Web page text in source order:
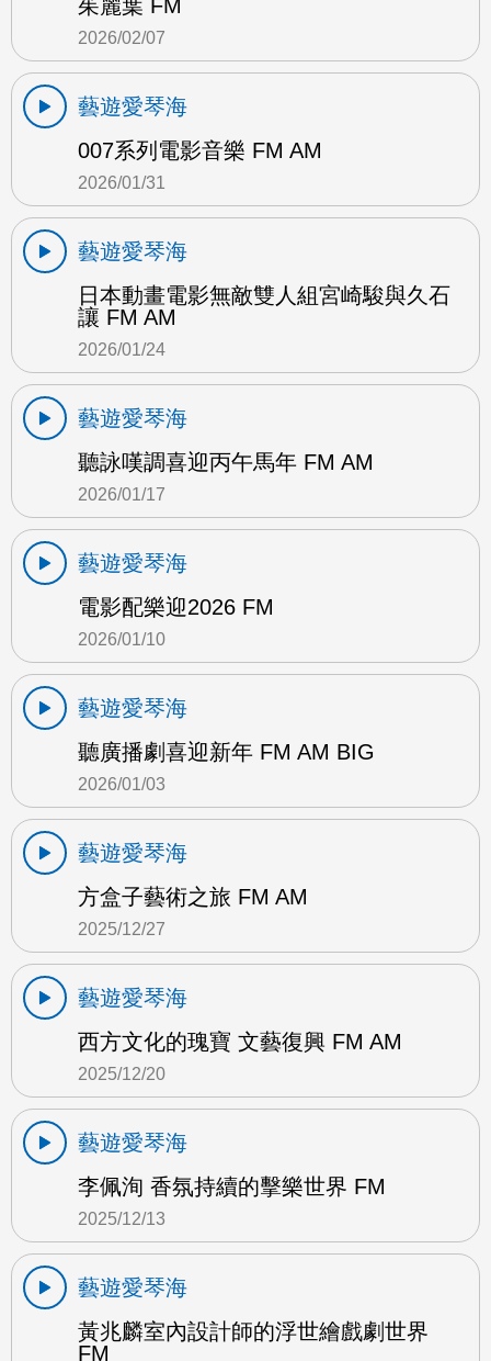
茱麗葉 FM
2026/02/07
藝遊愛琴海
007系列電影音樂 FM AM
2026/01/31
藝遊愛琴海
日本動畫電影無敵雙人組宮崎駿與久石
讓 FM AM
2026/01/24
藝遊愛琴海
聽詠嘆調喜迎丙午馬年 FM AM
2026/01/17
藝遊愛琴海
電影配樂迎2026 FM
2026/01/10
藝遊愛琴海
聽廣播劇喜迎新年 FM AM BIG
2026/01/03
藝遊愛琴海
方盒子藝術之旅 FM AM
2025/12/27
藝遊愛琴海
西方文化的瑰寶 文藝復興 FM AM
2025/12/20
藝遊愛琴海
李佩洵 香氛持續的擊樂世界 FM
2025/12/13
藝遊愛琴海
黃兆麟室內設計師的浮世繪戲劇世界
FM